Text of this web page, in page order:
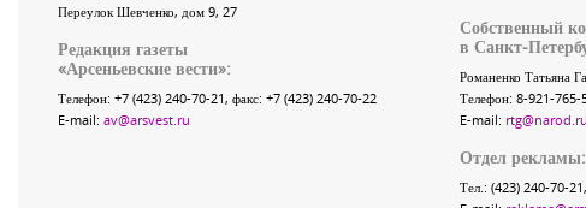
Переулок Шевченко, дом 9, 27
Редакция газеты
«Арсеньевские вести»:
Телефон: +7 (423) 240-70-21, факс: +7 (423) 240-70-22
E-mail: av@arsvest.ru
Собственный
в Санкт-
Романенко Татьяна
Телефон: 8-921-765-
E-mail: rtg@narod.ru
Отдел рекламы:
Тел.: (423) 240-70-